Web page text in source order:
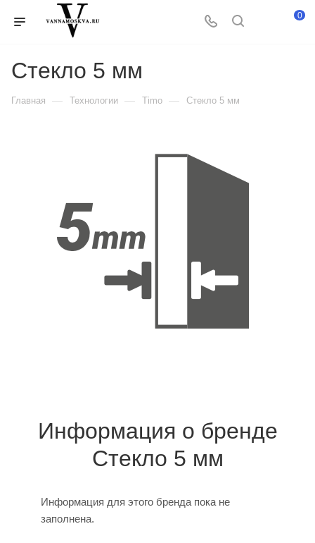
0
Стекло 5 мм
Главная — Технологии — Timo — Стекло 5 мм
Информация о бренде
Стекло 5 мм
Информация для этого бренда пока не
заполнена.